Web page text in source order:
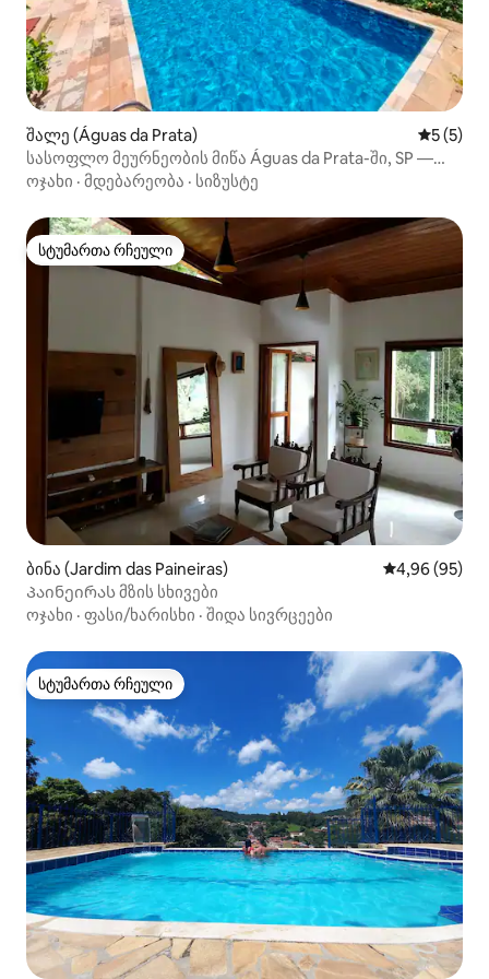
შალე (Águas da Prata)
5 (5)
სასოფლო მეურნეობის მიწა Águas da Prata-ში, SP —
სრული სტრუქტურა
ოჯახი · მდებარეობა · სიზუსტე
სტუმართა რჩეული
სტუმართა რჩეული
ბინა (Jardim das Paineiras) საშუალო
4,96 (95)
Პაინეირას მზის სხივები
ოჯახი · ფასი/ხარისხი · შიდა სივრცეები
სტუმართა რჩეული
სტუმართა რჩეული